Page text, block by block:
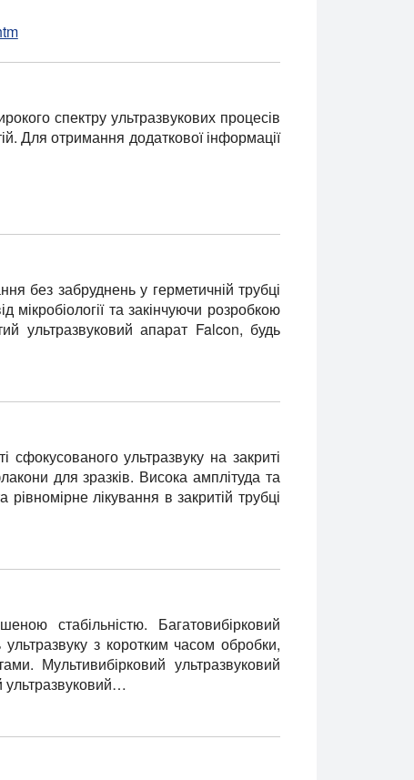
спектру ультразвукових процесів
Для отримання додаткової інформації
без забруднень у герметичній трубці
та закінчуючи розробкою
ультразвуковий апарат Falcon, будь
ультразвуку на закриті
для зразків. Висока амплітуда та
лікування в закритій трубці
стабільністю. Багатовибірковий
з коротким часом обробки,
Мультивибірковий ультразвуковий
ультразвуковий…